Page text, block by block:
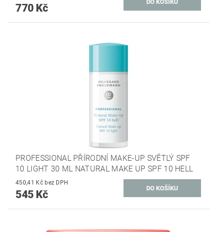
770 Kč
PROFESSIONAL PŘÍRODNÍ MAKE-UP SVĚTLÝ SPF
10 LIGHT 30 ML NATURAL MAKE UP SPF 10 HELL
450,41 Kč bez DPH
545 Kč